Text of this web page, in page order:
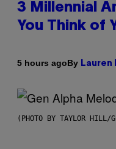
3 Millennial
You Think of
5 hours agoBy Lauren
(PHOTO BY TAYLOR HILL/